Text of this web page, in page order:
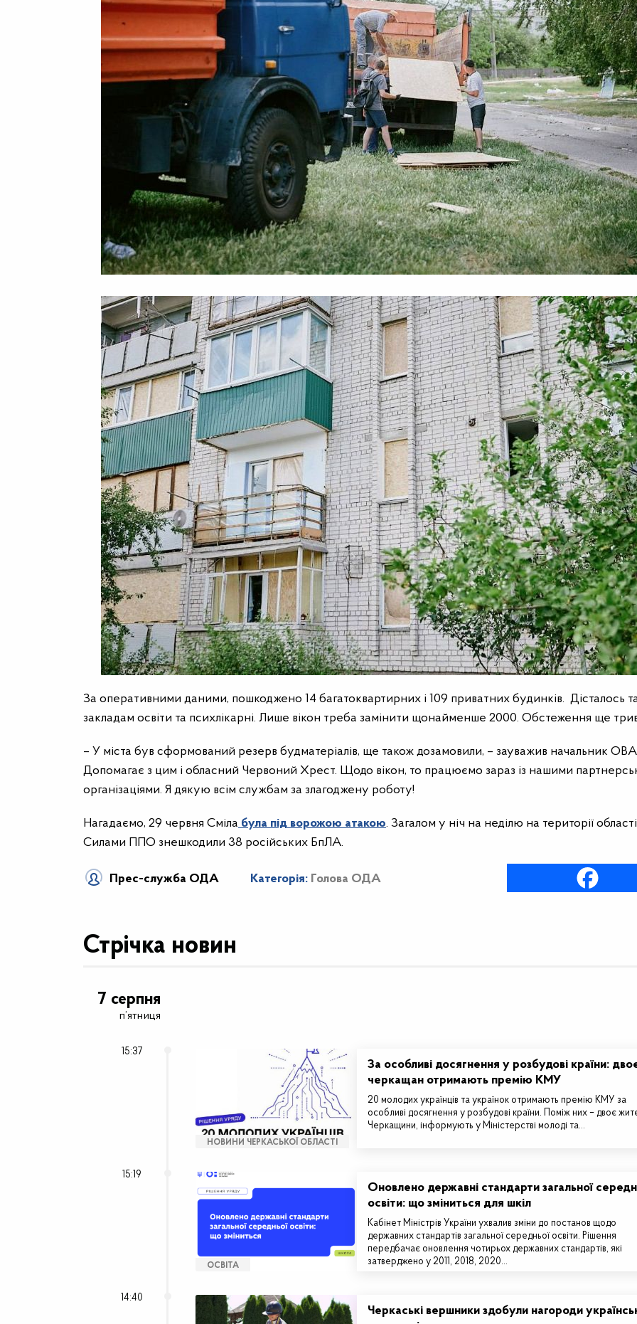
За оперативними даними, пошкоджено 14 багатоквартирних і 109 приватних будинків. Дісталось
закладам освіти та психлікарні. Лише вікон треба замінити щонайменше 2000. Обстеження ще
– У міста був сформований резерв будматеріалів, ще також дозамовили, – зауважив начальник
Допомагає з цим і обласний Червоний Хрест. Щодо вікон, то працюємо зараз із нашими
організаціями. Я дякую всім службам за злагоджену роботу!
Нагадаємо, 29 червня Сміла була під ворожою атакою. Загалом у ніч на неділю на території області
Силами ППО знешкодили 38 російських БпЛА.
Прес-служба ОДА Категорія: Голова ОДА
Стрічка новин
7 серпня
п’ятниця
15:37
НОВИНИ ЧЕРКАСЬКОЇ ОБЛАСТІ
За особливі досягнення у розбудові країни:
черкащан отримають премію КМУ
20 молодих українців та українок отримають премію КМУ за
особливі досягнення у розбудові країни. Поміж них – двоє
Черкащини, інформують у Міністерстві молоді та…
15:19
ОСВІТА
Оновлено державні стандарти загальної
освіти: що зміниться для шкіл
Кабінет Міністрів України ухвалив зміни до постанов щодо
державних стандартів загальної середньої освіти. Рішення
передбачає оновлення чотирьох державних стандартів, які
затверджено у 2011, 2018, 2020…
14:40
Черкаські вершники здобули нагороди